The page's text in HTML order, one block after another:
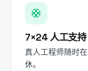
🛟
7×24 人工支持
真人工程师随时
休。